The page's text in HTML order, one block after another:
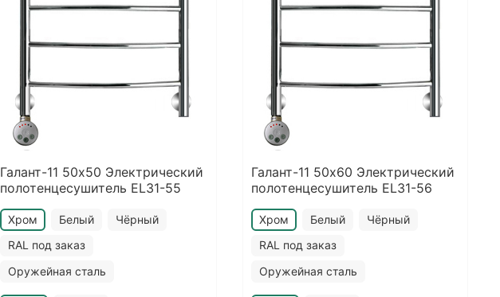
Галант-11 50х50 Электрический
полотенцесушитель EL31-55
Хром Белый
Чёрный
RAL под заказ
Оружейная сталь
Галант-11 50х60 Электрический
полотенцесушитель EL31-56
Хром Белый
Чёрный
RAL под заказ
Оружейная сталь